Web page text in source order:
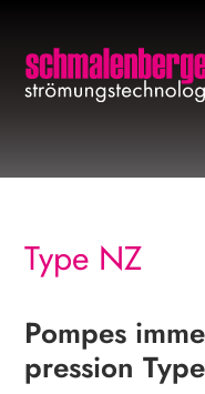
Type NZ
Pompes
pression